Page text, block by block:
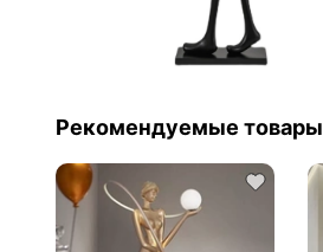
Рекомендуемые товары